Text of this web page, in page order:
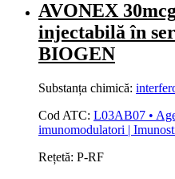
AVONEX
injectabilă în
BIOGEN
Substanța chimică:
Cod ATC: L03AB07 •
imunomodulatori |
Rețetă: P-RF